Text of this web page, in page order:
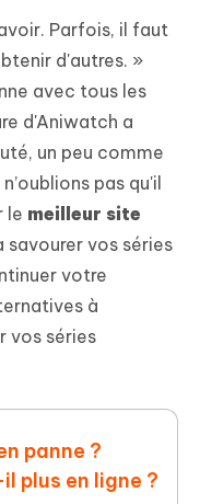
Parfois, il faut
d'autres. »
avec tous les
d'Aniwatch a
un peu comme
pas qu'il
le meilleur site
savourer vos séries
votre
à
vos séries
panne ?
plus en ligne ?